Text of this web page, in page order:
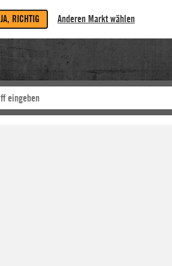
JA, RICHTIG Anderen Markt wählen